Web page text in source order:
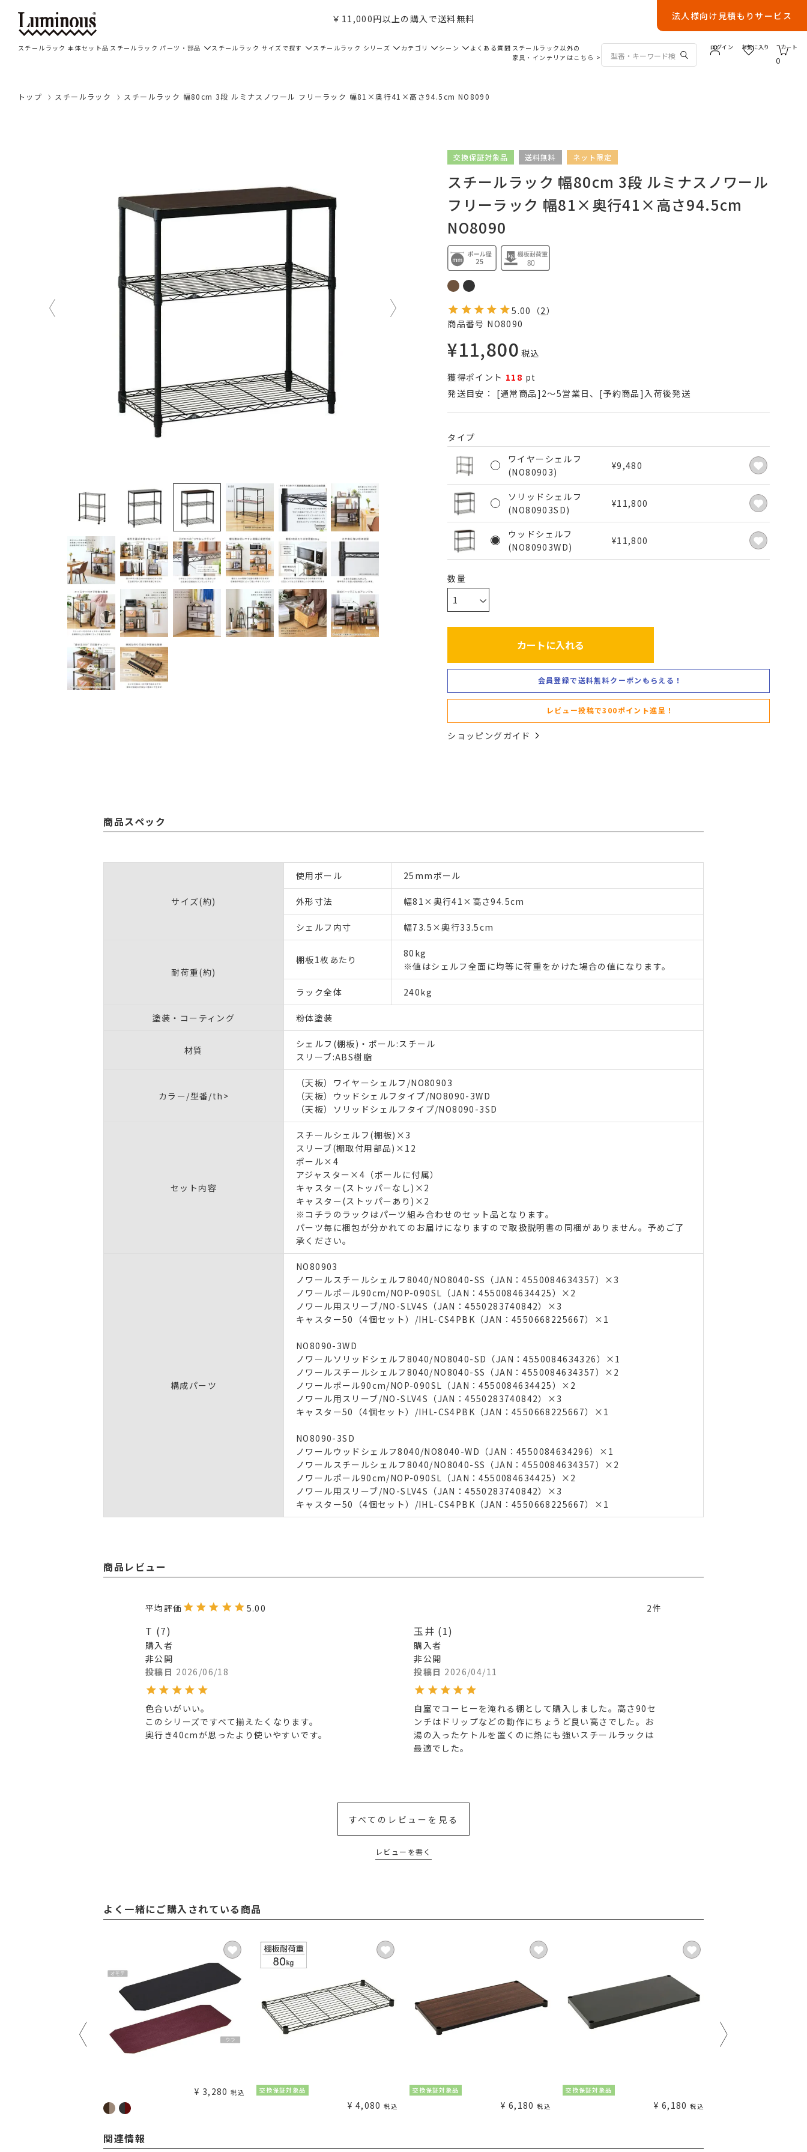
￥11,000円以上の購入で送料無料 法人様向け見積もりサービス
スチールラック 本体セット品 スチールラック パーツ・部品 スチールラック サイズで探す スチールラック シリーズ カテゴリ シーン よくある質問 スチールラック以外の
家具・インテリアはこちら >
ログイン お気に入り
0
カート
トップ スチールラック スチールラック 幅80cm 3段 ルミナスノワール フリーラック 幅81×奥行41×高さ94.5cm NO8090
交換保証対象品 送料無料 ネット限定
スチールラック 幅80cm 3段 ルミナスノワール
フリーラック 幅81×奥行41×高さ94.5cm
NO8090
5.00 （2）
商品番号 NO8090
¥11,800 税込
獲得ポイント 118 pt
発送目安：
[通常商品]2～5営業日、[予約商品]入荷後発送
タイプ
ワイヤーシェルフ
(NO80903)
¥9,480
ソリッドシェルフ
(NO80903SD)
¥11,800
ウッドシェルフ
(NO80903WD)
¥11,800
カートに入れる
会員登録で送料無料クーポンもらえる！
レビュー投稿で300ポイント進呈！
ショッピングガイド
商品スペック
サイズ(約)
使用ポール 25mmポール
外形寸法 幅81×奥行41×高さ94.5cm
シェルフ内寸 幅73.5×奥行33.5cm
耐荷重(約)
棚板1枚あたり
80kg
※値はシェルフ全面に均等に荷重をかけた場合の値になります。
ラック全体 240kg
塗装・コーティング 粉体塗装
材質
シェルフ(棚板)・ポール:スチール
スリーブ:ABS樹脂
カラー/型番/th>
（天板）ワイヤーシェルフ/NO80903
（天板）ウッドシェルフタイプ/NO8090-3WD
（天板）ソリッドシェルフタイプ/NO8090-3SD
セット内容
スチールシェルフ(棚板)×3
スリーブ(棚取付用部品)×12
ポール×4
アジャスター×4（ポールに付属）
キャスター(ストッパーなし)×2
キャスター(ストッパーあり)×2
※コチラのラックはパーツ組み合わせのセット品となります。
パーツ毎に梱包が分かれてのお届けになりますので取扱説明書の同梱がありません。予めご了
承ください。
構成パーツ
NO80903
ノワールスチールシェルフ8040/NO8040-SS（JAN：4550084634357）×3
ノワールポール90cm/NOP-090SL（JAN：4550084634425）×2
ノワール用スリーブ/NO-SLV4S（JAN：4550283740842）×3
キャスター50（4個セット）/IHL-CS4PBK（JAN：4550668225667）×1
NO8090-3WD
ノワールソリッドシェルフ8040/NO8040-SD（JAN：4550084634326）×1
ノワールスチールシェルフ8040/NO8040-SS（JAN：4550084634357）×2
ノワールポール90cm/NOP-090SL（JAN：4550084634425）×2
ノワール用スリーブ/NO-SLV4S（JAN：4550283740842）×3
キャスター50（4個セット）/IHL-CS4PBK（JAN：4550668225667）×1
NO8090-3SD
ノワールウッドシェルフ8040/NO8040-WD（JAN：4550084634296）×1
ノワールスチールシェルフ8040/NO8040-SS（JAN：4550084634357）×2
ノワールポール90cm/NOP-090SL（JAN：4550084634425）×2
ノワール用スリーブ/NO-SLV4S（JAN：4550283740842）×3
キャスター50（4個セット）/IHL-CS4PBK（JAN：4550668225667）×1
商品レビュー
5.00 2
T 7
購入者
非公開
投稿日 2026/06/18
色合いがいい。
このシリーズですべて揃えたくなります。
奥行き40cmが思ったより使いやすいです。
玉井 1
購入者
非公開
投稿日 2026/04/11
自室でコーヒーを淹れる棚として購入しました。高さ90セ
ンチはドリップなどの動作にちょうど良い高さでした。お
湯の入ったケトルを置くのに熱にも強いスチールラックは
最適でした。
すべてのレビューを見る
レビューを書く
よく一緒にご購入されている商品
¥ 3,280 税込 交換保証対象品
¥ 4,080 税込
交換保証対象品
¥ 6,180 税込
交換保証対象品
¥ 6,180 税込
関連情報